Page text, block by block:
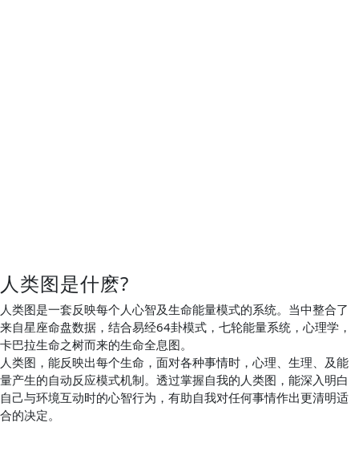
人类图是什麽?
人类图是一套反映每个人心智及生命能量模式的系统。当中整合了
来自星座命盘数据，结合易经64卦模式，七轮能量系统，心理学，
卡巴拉生命之树而来的生命全息图。
人类图，能反映出每个生命，面对各种事情时，心理、生理、及能
量产生的自动反应模式机制。透过掌握自我的人类图，能深入明白
自己与环境互动时的心智行为，有助自我对任何事情作出更清明适
合的决定。